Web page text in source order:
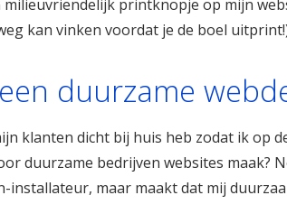
milieuvriendelijk printknopje op mijn
kan vinken voordat je de boel
duurzame
klanten dicht bij huis heb zodat ik op
duurzame bedrijven websites maak?
installateur, maar maakt dat mij